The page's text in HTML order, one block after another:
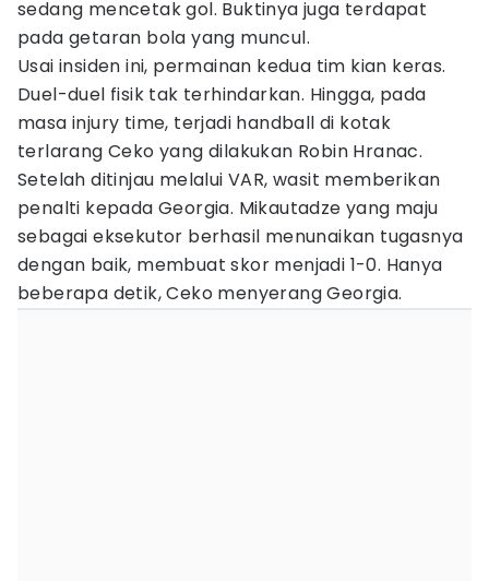
sedang mencetak gol. Buktinya juga terdapat
pada getaran bola yang muncul.
Usai insiden ini, permainan kedua tim kian keras.
Duel-duel fisik tak terhindarkan. Hingga, pada
masa injury time, terjadi handball di kotak
terlarang Ceko yang dilakukan Robin Hranac.
Setelah ditinjau melalui VAR, wasit memberikan
penalti kepada Georgia. Mikautadze yang maju
sebagai eksekutor berhasil menunaikan tugasnya
dengan baik, membuat skor menjadi 1-0. Hanya
beberapa detik, Ceko menyerang Georgia.